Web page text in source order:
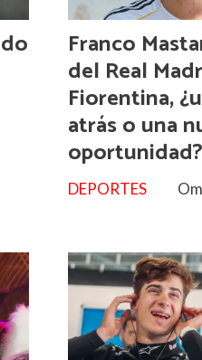
Franco
del Real
Fiorentina,
atrás o una
oportunidad?
DEPORTES